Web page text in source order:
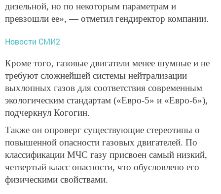
дизельной, но по некоторым параметрам и
превзошли ее», — отметил гендиректор компании.
Новости СМИ2
Кроме того, газовые двигатели менее шумные и не
требуют сложнейшей системы нейтрализации
выхлопных газов для соответствия современным
экологическим стандартам («Евро-5» и «Евро-6»),
подчеркнул Когогин.
Также он опроверг существующие стереотипы о
повышенной опасности газовых двигателей. По
классификации МЧС газу присвоен самый низкий,
четвертый класс опасности, что обусловлено его
физическими свойствами.